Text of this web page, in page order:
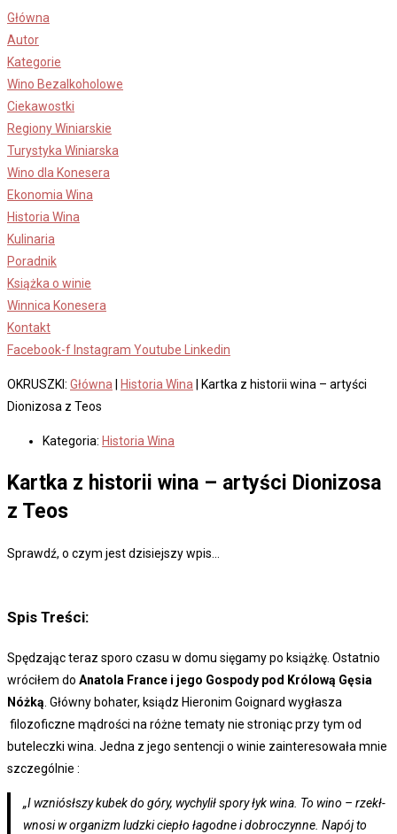
Skip
to
content
Główna
Autor
Kategorie
Wino Bezalkoholowe
Ciekawostki
Regiony Winiarskie
Turystyka Winiarska
Wino dla Konesera
Ekonomia Wina
Historia Wina
Kulinaria
Poradnik
Książka o winie
Winnica Konesera
Kontakt
Facebook-f Instagram Youtube Linkedin
OKRUSZKI: Główna Historia Wina
Kartka z historii wina – artyści
Dionizosa z Teos
Kategoria: Historia Wina
Kartka z historii wina – artyści Dionizosa
z Teos
Sprawdź, o czym jest dzisiejszy wpis...
Spis Treści:
Spędzając teraz sporo czasu w domu sięgamy po książkę. Ostatnio
wróciłem do Anatola France i jego Gospody pod Królową Gęsia
Nóżką. Główny bohater, ksiądz Hieronim Goignard wygłasza
filozoficzne mądrości na różne tematy nie stroniąc przy tym od
buteleczki wina. Jedna z jego sentencji o winie zainteresowała mnie
szczególnie :
„I wzniósłszy kubek do góry, wychylił spory łyk wina. To wino – rzekł-
wnosi w organizm ludzki ciepło łagodne i dobroczynne. Napój to